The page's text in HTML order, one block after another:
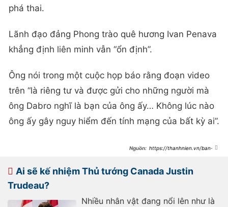
phá thai.
Lãnh đạo đảng Phong trào quê hương Ivan Penava
khẳng định liên minh vẫn “ổn định”.
Ông nói trong một cuộc họp báo rằng đoạn video
trên “là riêng tư và được gửi cho những người mà
ông Dabro nghĩ là bạn của ông ấy… Không lúc nào
ông ấy gây nguy hiểm đến tính mạng của bất kỳ ai”.
https://thanhnien.vn/ban-
1852501181906321.htm
Ai sẽ kế nhiệm Thủ tướng Canada Justin
Trudeau?
Nhiều nhân vật đang nổi lên như là